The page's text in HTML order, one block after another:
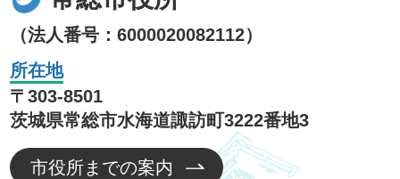
（法人番号：6000020082112）
所在地
〒303-8501
茨城県常総市水海道諏訪町3222番地3
市役所までの案内